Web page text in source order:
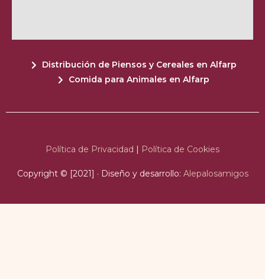
Distribución de Piensos y Cereales en Alfarp
Comida para Animales en Alfarp
Política de Privacidad Política de Cookies
Copyright © [2021] · Diseño y desarrollo: Alepalosamigos